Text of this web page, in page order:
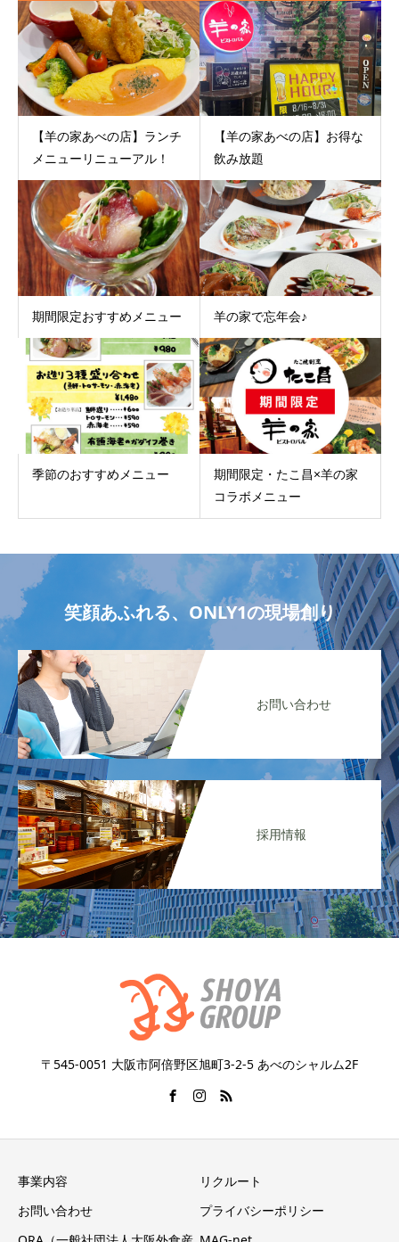
【羊の家あべの店】ランチ
メニューリニューアル！
【羊の家あべの店】お得な
飲み放題
期間限定おすすめメニュー 羊の家で忘年会♪
季節のおすすめメニュー
期間限定・たこ昌×羊の家
コラボメニュー
笑顔あふれる、ONLY1の現場創り
お問い合わせ
採用情報
〒545-0051 大阪市阿倍野区旭町3-2-5 あべのシャルム2F
事業内容
リクルート
お問い合わせ
プライバシーポリシー